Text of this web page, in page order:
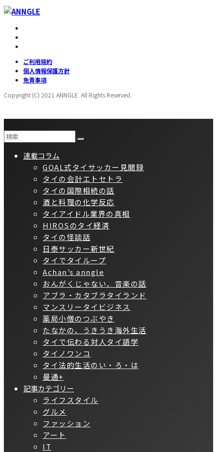
ご利用規約
個人情報保護方針
免責事項
Copyright (C) 2021 ANNGLE. All Rights Reserved.
連載コラム
GOAL式タイサッカー見聞録
タイの会計エトセトラ
タイの国際相続の話
酒と料理の化学反応
タイアイドル業界の真相
HIROSのタイ経済
タイの怪談話
日泰サッカー新世紀
タイでタイループ
Achan’s anngle
おんがくじゃない、音楽の話
アブラ・カタブラタイランド
マンスリータイビジネス
薬局小僧のつぶやき
たなかの、うきうき海外生活
タイで伝わる対人タイ語学
タイノワンコ
タイ法的生活のい・ろ・は
曼通+
記事カテゴリー
ライフスタイル
グルメ
ファッション
アート
IT